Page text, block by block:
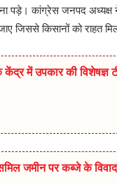
पड़े। कांग्रेस जनपद
जिससे किसानों को राहत
में उपकार की विशेषज्ञ
जमीन पर कब्जे के